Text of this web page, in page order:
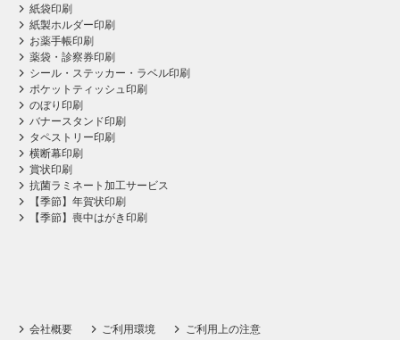
紙袋印刷
紙製ホルダー印刷
お薬手帳印刷
薬袋・診察券印刷
シール・ステッカー・ラベル印刷
ポケットティッシュ印刷
のぼり印刷
バナースタンド印刷
タペストリー印刷
横断幕印刷
賞状印刷
抗菌ラミネート加工サービス
【季節】年賀状印刷
【季節】喪中はがき印刷
会社概要 ご利用環境 ご利用上の注意